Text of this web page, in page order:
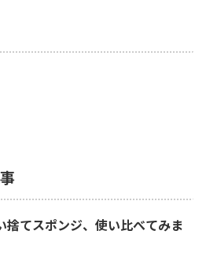
てスポンジ、使い比べてみま